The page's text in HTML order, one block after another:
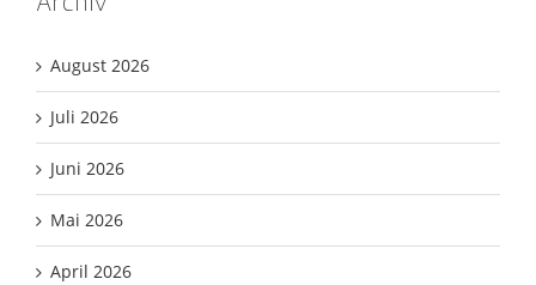
August 2026
Juli 2026
Juni 2026
Mai 2026
April 2026